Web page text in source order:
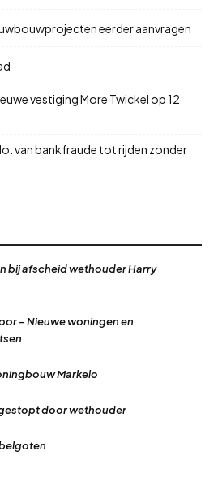
eerder aanvragen
vestiging More Twickel op 12
van bankfraude tot rijden zonder
bij afscheid wethouder Harry
– Nieuwe woningen en
Markelo
door wethouder